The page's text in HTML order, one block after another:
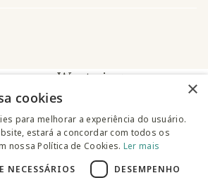
o app Westwing
×
cookies
para melhorar a experiência do usuário.
estará a concordar com todos os
nossa Política de Cookies. Ler mais
NECESSÁRIOS
DESEMPENHO